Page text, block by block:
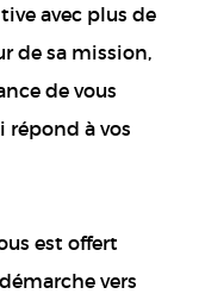
avec plus de
de sa mission,
de vous
répond à vos
est offert
vers